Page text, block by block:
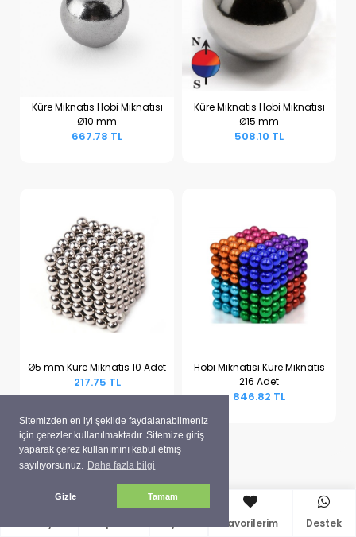
Sitemizden en iyi şekilde faydalanabilmeniz
için çerezler kullanılmaktadır. Sitemize giriş
yaparak çerez kullanımını kabul etmiş
sayılıyorsunuz. Daha fazla bilgi
Gizle Tamam
Sepete Ekle
Küre Mıknatıs Hobi Mıknatısı
Ø10 mm
667.78 TL
Sepete Ekle
Küre Mıknatıs Hobi Mıknatısı
Ø15 mm
508.10 TL
Sepete Ekle
Ø5 mm Küre Mıknatıs 10 Adet
217.75 TL Sepete Ekle
Hobi Mıknatısı Küre Mıknatıs
216 Adet
846.82 TL
Favorilerim Destek